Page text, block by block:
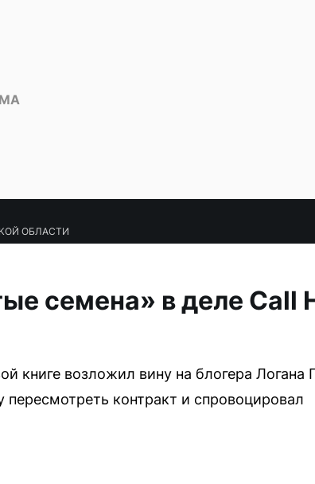
ОБЛАСТИ
семена» в деле Call
книге возложил вину на блогера Логана
пересмотреть контракт и спровоцировал